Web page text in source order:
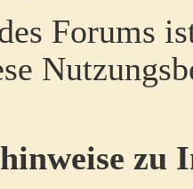
Forums
zu